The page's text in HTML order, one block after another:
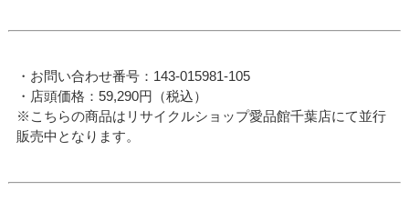
・お問い合わせ番号：143-015981-105
・店頭価格：59,290円（税込）
※こちらの商品はリサイクルショップ愛品館千葉店にて並行
販売中となります。